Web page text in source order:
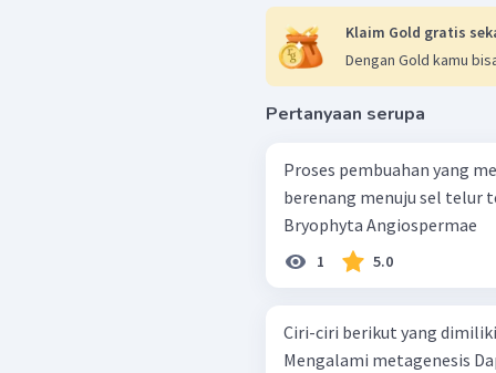
Klaim Gold gratis
Dengan Gold kamu
Pertanyaan serupa
Proses pembuahan yang
berenang menuju sel telur terdapat
Bryophyta Angiospermae
1 5.0
Ciri-ciri berikut yang
Mengalami metagenesis Dapat berfotosintesis Berkembang biak